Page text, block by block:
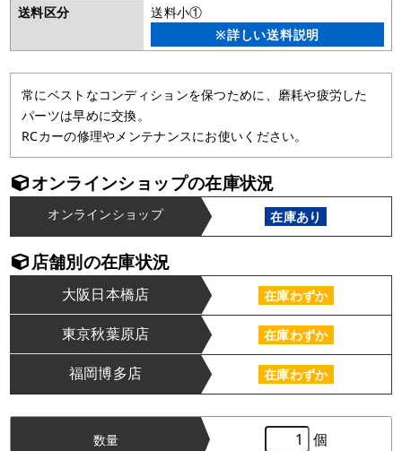
送料区分
送料小①
※詳しい送料説明
常にベストなコンディションを保つために、磨耗や疲労した
パーツは早めに交換。
RCカーの修理やメンテナンスにお使いください。
オンラインショップの在庫状況
オンラインショップ 在庫あり
店舗別の在庫状況
大阪日本橋店 在庫わずか
東京秋葉原店 在庫わずか
福岡博多店 在庫わずか
数量 個